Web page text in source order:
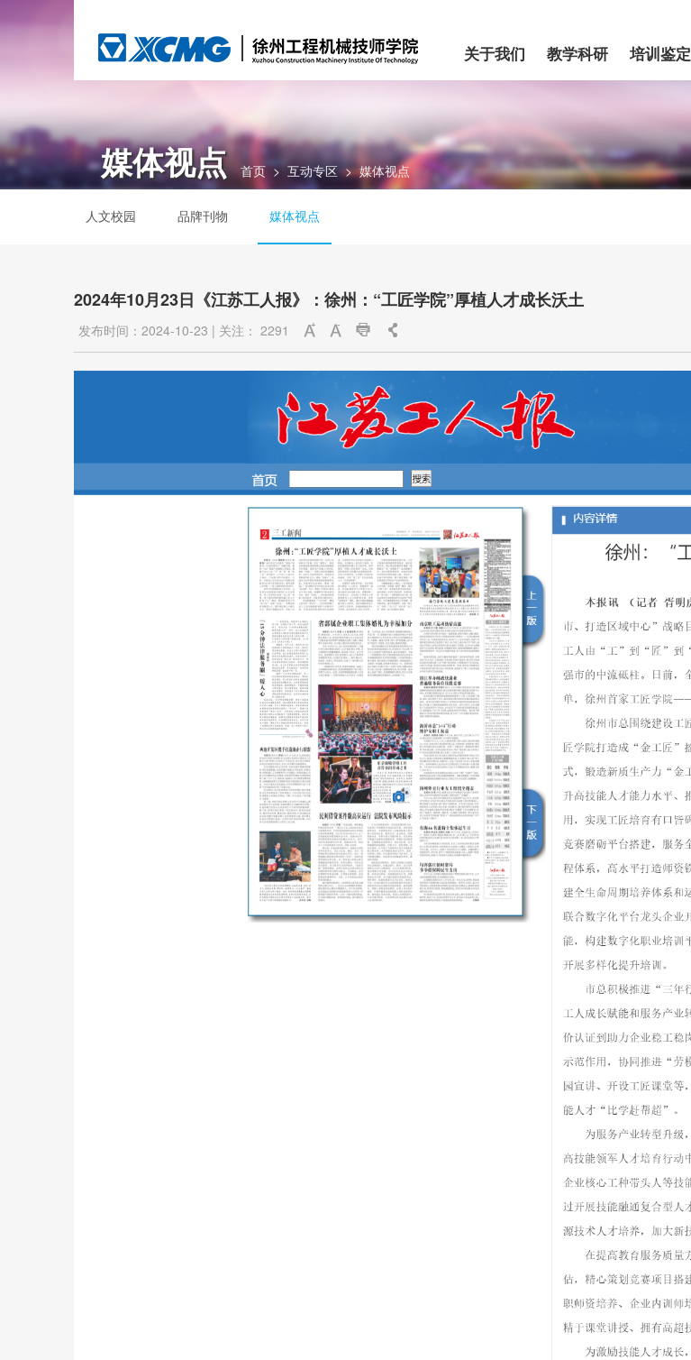
关于我们 教学科研 培训鉴定
媒体视点 首页 > 互动专区 >媒体视点
人文校园 品牌刊物 媒体视点
2024年10月23日《江苏工人报》：徐州：“工匠学院”厚植人才成长沃土
发布时间：2024-10-23 | 关注： 2291    